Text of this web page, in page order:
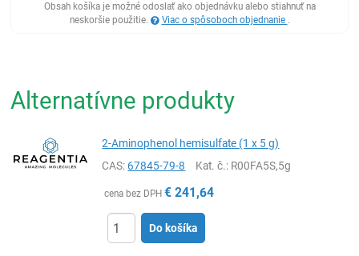
Obsah košíka je možné odoslať ako objednávku alebo stiahnuť na
neskoršie použitie.
Viac o spôsoboch objednanie .
Alternatívne produkty
2-Aminophenol hemisulfate (1 x 5 g)
CAS:67845-79-8 Kat. č.: R00FA5S,5g
cena bez DPH € 241,64
Do košíka